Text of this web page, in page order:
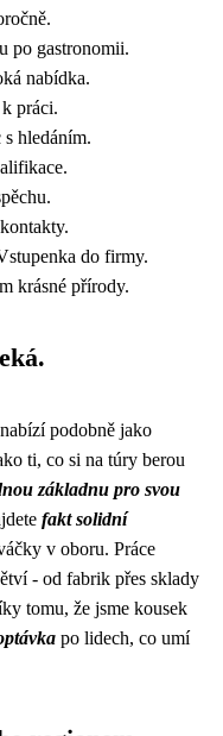
po gastronomii.
nabídka.
práci.
s hledáním.
do firmy.
krásné přírody.
podobně jako
ti, co si na túry berou
základnu pro svou
fakt solidní
v oboru. Práce
- od fabrik přes sklady
tomu, že jsme kousek
po lidech, co umí